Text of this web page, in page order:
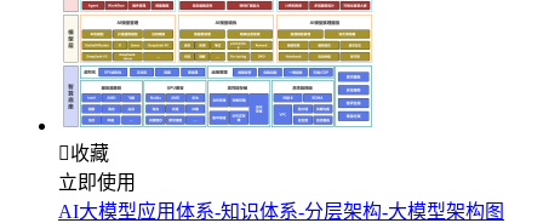
收藏
立即使用
AI大模型应用体系-知识体系-分层架构-大模型架构图